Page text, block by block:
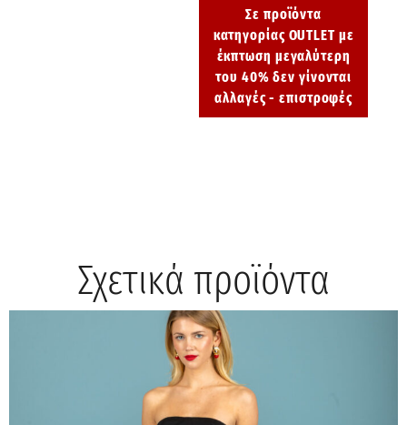
Σε προϊόντα
κατηγορίας OUTLET με
έκπτωση μεγαλύτερη
του 40% δεν γίνονται
αλλαγές - επιστροφές
Σχετικά προϊόντα